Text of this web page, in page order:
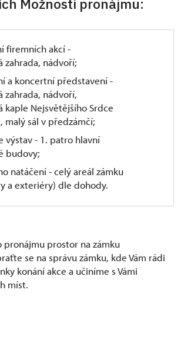
Možností pronájmu:
firemních akcí -
zahrada, nádvoří;
a koncertní představení -
zahrada, nádvoří,
kaple Nejsvětějšího Srdce
malý sál v předzámčí;
výstav - 1. patro hlavní
budovy;
natáčení - celý areál zámku
a exteriéry) dle dohody.
pronájmu prostor na zámku
se na správu zámku, kde Vám rádi
konání akce a učiníme s Vámi
míst.